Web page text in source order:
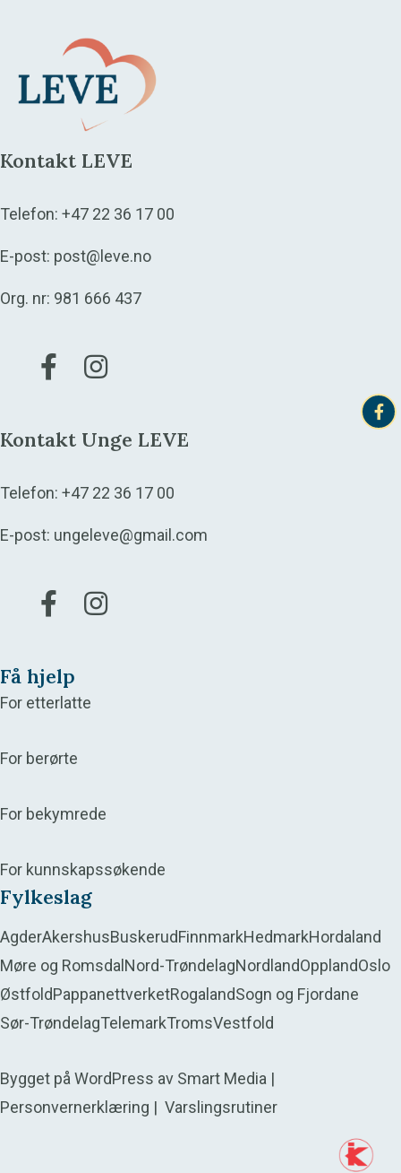
Kontakt LEVE
Telefon: +47 22 36 17 00
E-post: post@leve.no
Org. nr: 981 666 437
Gå til vår Facebook
Gå til vår Instagram
Kontakt Unge LEVE
Telefon: +47 22 36 17 00
E-post: ungeleve@gmail.com
Gå til vår Facebook
Gå til vår Instagram
Få hjelp
For etterlatte
For berørte
For bekymrede
For kunnskapssøkende
Fylkeslag
AgderAkershusBuskerudFinnmarkHedmarkHordaland
Møre og Romsdal Nord-TrøndelagNordlandOpplandOslo
ØstfoldPappanettverketRogalandSogn og Fjordane
Sør-TrøndelagTelemarkTromsVestfold
Bygget på WordPress av Smart Media |
Personvernerklæring | Varslingsrutiner